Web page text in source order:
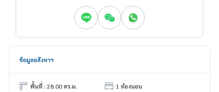
ข้อมูลอสังหาฯ
พื้นที่ : 28.00 ตร.ม.
1 ห้องนอน